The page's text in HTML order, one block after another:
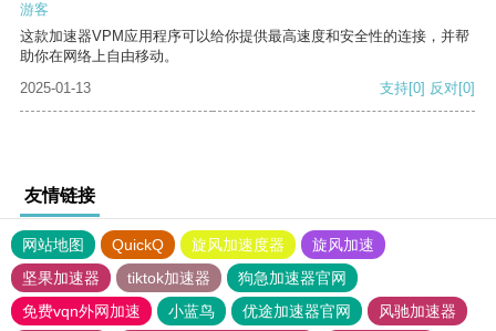
游客
这款加速器VPM应用程序可以给你提供最高速度和安全性的连接，并帮
助你在网络上自由移动。
2025-01-13
支持[0] 反对[0]
友情链接
网站地图 QuickQ 旋风加速度器
旋风加速
坚果加速器
tiktok加速器
狗急加速器官网
免费vqn外网加速
小蓝鸟 优途加速器官网
风驰加速器